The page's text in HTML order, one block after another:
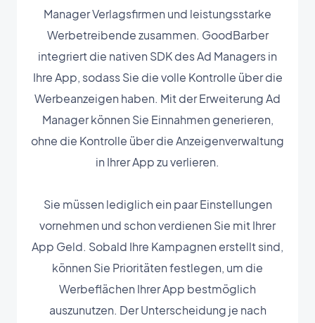
Manager Verlagsfirmen und leistungsstarke
Werbetreibende zusammen. GoodBarber
integriert die nativen SDK des Ad Managers in
Ihre App, sodass Sie die volle Kontrolle über die
Werbeanzeigen haben. Mit der Erweiterung Ad
Manager können Sie Einnahmen generieren,
ohne die Kontrolle über die Anzeigenverwaltung
in Ihrer App zu verlieren.
Sie müssen lediglich ein paar Einstellungen
vornehmen und schon verdienen Sie mit Ihrer
App Geld. Sobald Ihre Kampagnen erstellt sind,
können Sie Prioritäten festlegen, um die
Werbeflächen Ihrer App bestmöglich
auszunutzen. Der Unterscheidung je nach